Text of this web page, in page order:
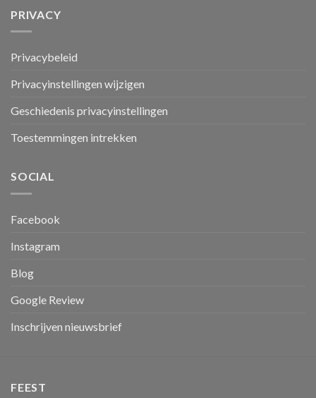
PRIVACY
Privacybeleid
Privacyinstellingen wijzigen
Geschiedenis privacyinstellingen
Toestemmingen intrekken
SOCIAL
Facebook
Instagram
Blog
Google Review
Inschrijven nieuwsbrief
FEEST